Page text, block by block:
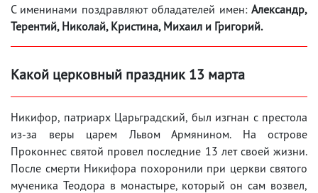
С именинами поздравляют обладателей имен: Александр,
Терентий, Николай, Кристина, Михаил и Григорий.
Какой церковный праздник 13 марта
Никифор, патриарх Царьградский, был изгнан с престола
из-за веры царем Львом Армянином. На острове
Проконнес святой провел последние 13 лет своей жизни.
После смерти Никифора похоронили при церкви святого
мученика Теодора в монастыре, который он сам возвел,